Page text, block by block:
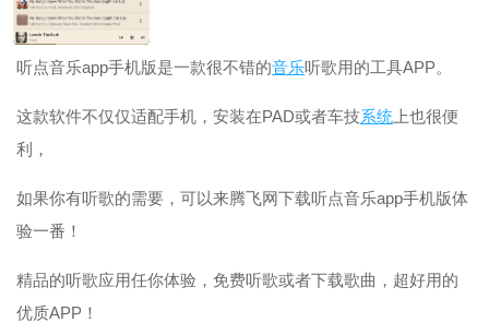
听点音乐app手机版是一款很不错的音乐听歌用的工具APP。
这款软件不仅仅适配手机，安装在PAD或者车技系统 上也很便
利，
如果你有听歌的需要，可以来腾飞网下载听点音乐app手机版体
验一番！
精品的听歌应用任你体验，免费听歌或者下载歌曲，超好用的
优质APP！